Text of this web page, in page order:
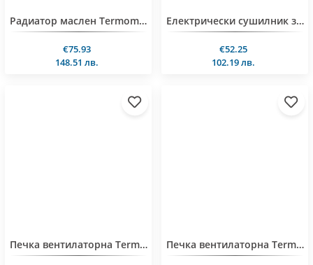
Радиатор маслен Termomax TR11WN, 2500W
€75.93
148.51 лв.
Електрически сушилник за дрехи Muhler MCD-1255, 6 м, 8 тръби, до 10 кг
€52.25
102.19 лв.
Печка вентилаторна Termomax TX2499, 2400W Печка вентилаторна Termomax TX2900, 2000W